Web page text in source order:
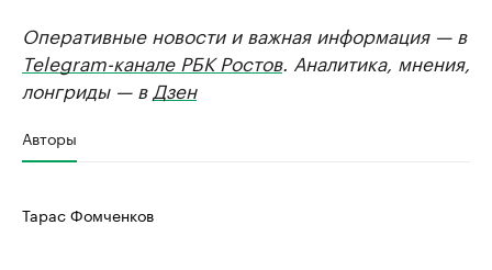
Оперативные новости и важная информация — в
Telegram-канале РБК Ростов. Аналитика, мнения,
лонгриды — в Дзен
Авторы
Тарас Фомченков